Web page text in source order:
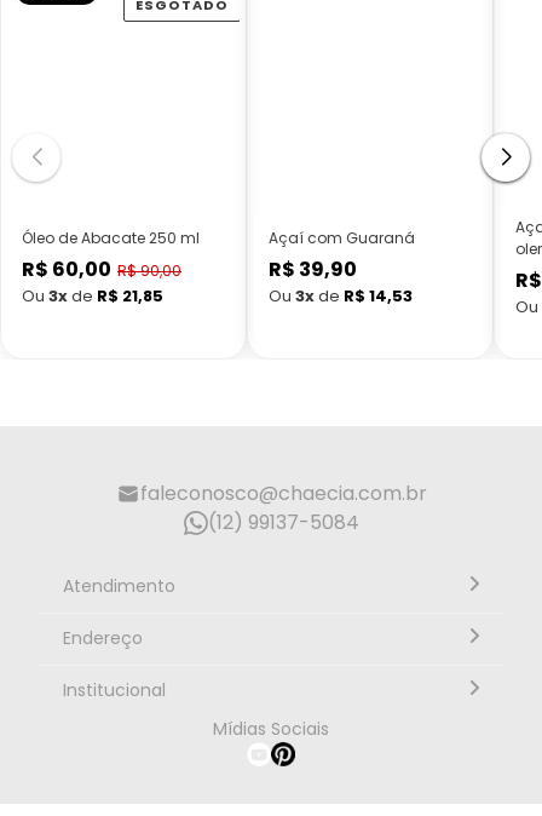
ESGOTADO
Óleo de Abacate 250 ml
Preço
promocional
R$ 60,00
Preço
normal
R$ 90,00
Ou 3xde R$ 21,85
Açaí com Guaraná
Preço
normal
R$ 39,90
Ou 3xde R$ 14,53 Ou
faleconosco@chaecia.com.br
(12) 99137-5084
Atendimento
Endereço
Jacareí - SP CEP: 12301-080
Institucional
Mídias Sociais